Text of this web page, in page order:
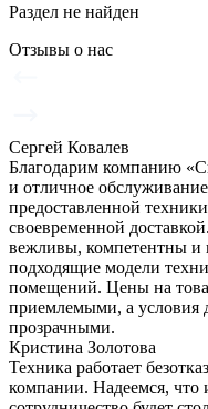
Раздел не найден
Отзывы о нас
Сергей Ковалев
Благодарим компанию
и отличное
предоставленной
своевременной
вежливы, компетентны и
подходящие модели
помещений. Цены на
приемлемыми, а
прозрачными.
Кристина Золотова
Техника работает
компании. Надеемся,